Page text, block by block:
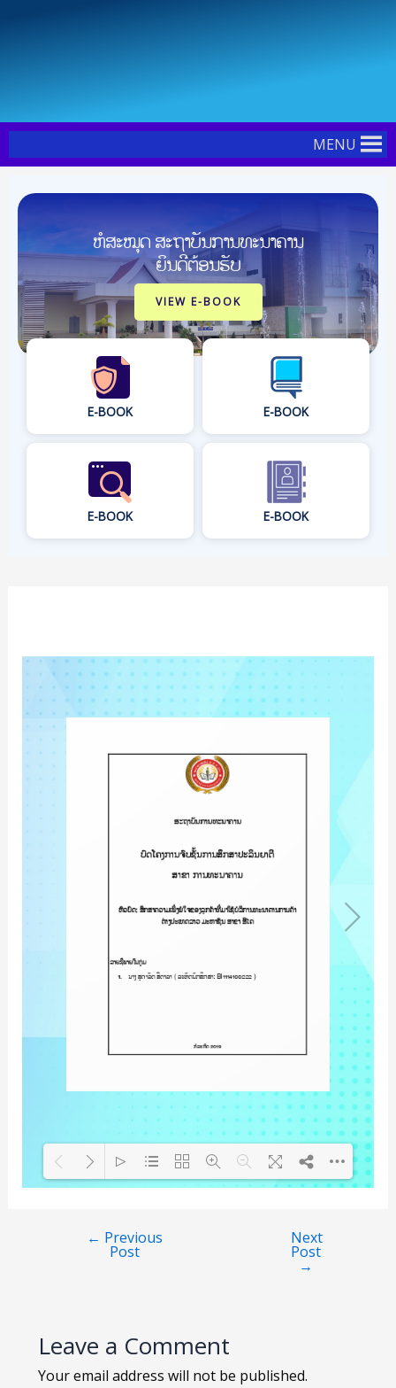
MENU
ຫໍສະໝຸດ ສະຖາບັນການທະນາຄານ
ຍິນດີຕ້ອນຮັບ
VIEW E-BOOK
E-BOOK E-BOOK
E-BOOK E-BOOK
← Previous
Post
Next
Post
→
Leave a Comment
Your email address will not be published.